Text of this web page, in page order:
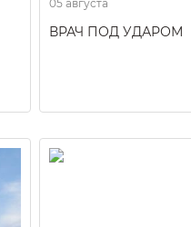
05 августа
ВРАЧ ПОД УДАРОМ